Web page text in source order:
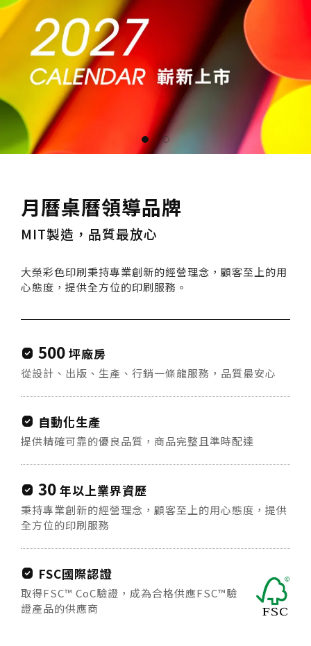
1 2
月曆桌曆領導品牌
MIT製造，品質最放心
大榮彩色印刷秉持專業創新的經營理念，顧客至上的用
心態度， 提供全方位的印刷服務。
priority 500 坪廠房
從設計、出版、生產、行銷一條龍服務，品質最安心
priority 自動化生產
提供精確可靠的優良品質，商品完整且準時配達
priority 30 年以上業界資歷
秉持專業創新的經營理念，顧客至上的用心態度，提供
全方位的印刷服務
priority FSC國際認證
取得FSC™ CoC驗證，成為合格供應FSC™驗
證產品的供應商